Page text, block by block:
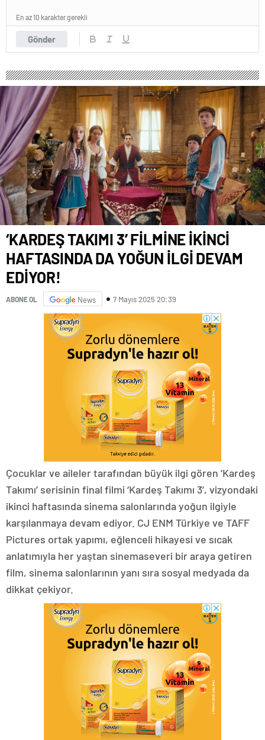
Gönder
En az 10 karakter gerekli
‘KARDEŞ TAKIMI 3’ FİLMİNE İKİNCİ
HAFTASINDA DA YOĞUN İLGİ DEVAM
EDİYOR!
ABONE OL News 7 Mayıs 2025 20:39
Çocuklar ve aileler tarafından büyük ilgi gören ‘Kardeş
Takımı’ serisinin final filmi ‘Kardeş Takımı 3’, vizyondaki
ikinci haftasında sinema salonlarında yoğun ilgiyle
karşılanmaya devam ediyor. CJ ENM Türkiye ve TAFF
Pictures ortak yapımı, eğlenceli hikayesi ve sıcak
anlatımıyla her yaştan sinemaseveri bir araya getiren
film, sinema salonlarının yanı sıra sosyal medyada da
dikkat çekiyor.